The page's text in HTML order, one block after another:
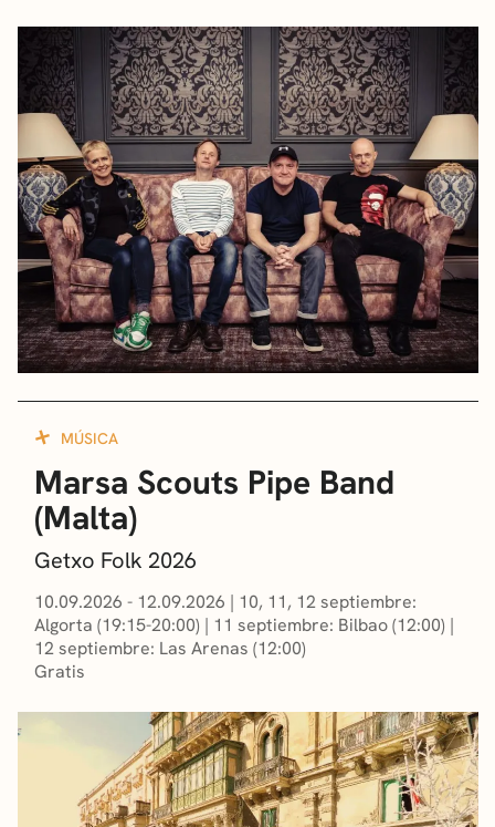
MÚSICA
Marsa Scouts Pipe Band
(Malta)
Getxo Folk 2026
10.09.2026 - 12.09.2026 | 10, 11, 12 septiembre:
Algorta (19:15-20:00) | 11 septiembre: Bilbao (12:00) |
12 septiembre: Las Arenas (12:00)
Gratis